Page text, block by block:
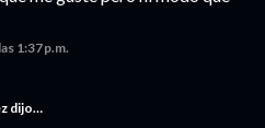
1:37 p.m.
dijo…